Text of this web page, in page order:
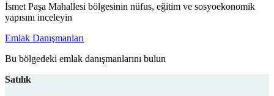
İsmet Paşa Mahallesi bölgesinin nüfus, eğitim ve sosyoekonomik
yapısını inceleyin
Emlak Danışmanları
Bu bölgedeki emlak danışmanlarını bulun
Satılık